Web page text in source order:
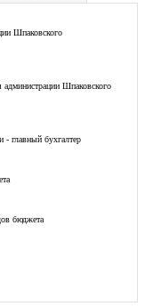
Шпаковского
администрации Шпаковского
- главный бухгалтер
бюджета